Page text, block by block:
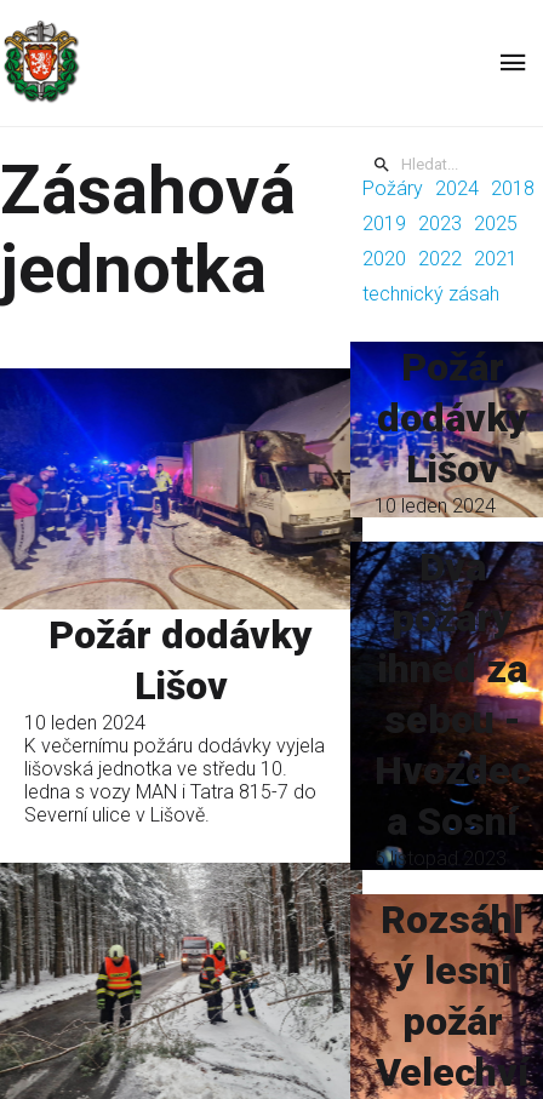
JPO III Jihočeského kraje
Zásahová
jednotka
Požár dodávky
Lišov
10 leden 2024
K večernímu požáru dodávky vyjela
lišovská jednotka ve středu 10.
ledna s vozy MAN i Tatra 815-7 do
Severní ulice v Lišově.
Požáry 2024 2018
2019
2023
2025
2020
2022 2021
technický zásah
Požár
dodávky
Lišov
10 leden 2024
Dva
požáry
ihned za
sebou -
Hvozdec
a Sosní
5 listopad 2023
Rozsáhl
ý lesní
požár
Velechví